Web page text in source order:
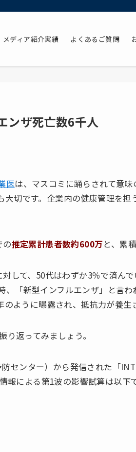
メディア紹介実績 よくあるご質問
ンザ死亡数6千人
医は、マスコミに踊らされて意
切です。企業内の健康管理を担
の推定累計患者数約600万と、累
して、50代はわずか3％で済ん
、「新型インフルエンザ」と言
ように曝露され、抵抗力が養生
り返ってみましょう。
センター）から発信された「
による第1波の影響試算は以下で